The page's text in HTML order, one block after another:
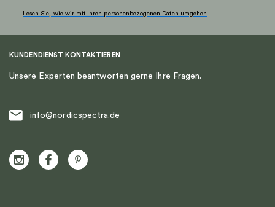
Lesen Sie, wie wir mit Ihren personenbezogenen Daten umgehen
KUNDENDIENST KONTAKTIEREN
Unsere Experten beantworten gerne Ihre Fragen.
info@nordicspectra.de